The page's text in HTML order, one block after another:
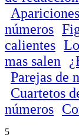
números
calientes
mas salen
Parejas de
Cuartetos
números
5